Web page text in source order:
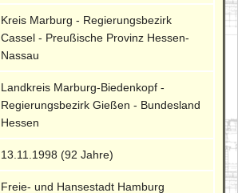
Kreis Marburg - Regierungsbezirk
Cassel - Preußische Provinz Hessen-
Nassau
Landkreis Marburg-Biedenkopf -
Regierungsbezirk Gießen - Bundesland
Hessen
13.11.1998 (92 Jahre)
Freie- und Hansestadt Hamburg